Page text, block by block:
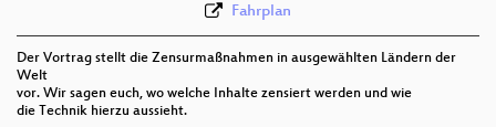
Fahrplan
Der Vortrag stellt die Zensurmaßnahmen in ausgewählten Ländern der
Welt
vor. Wir sagen euch, wo welche Inhalte zensiert werden und wie
die Technik hierzu aussieht.